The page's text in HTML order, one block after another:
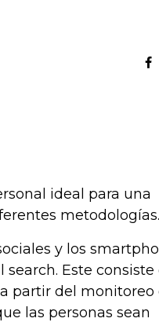
ideal para una
metodologías.
y los
Este consiste
partir del monitoreo
las personas sean